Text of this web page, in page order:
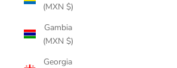
(MXN $)
Gambia
(MXN $)
Georgia